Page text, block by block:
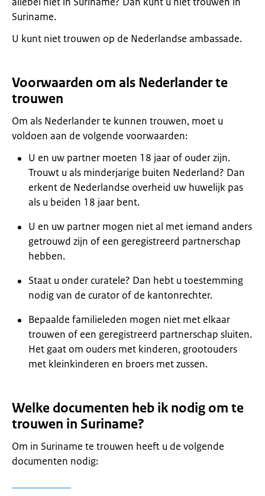
Suriname.
U kunt niet trouwen op de Nederlandse ambassade.
Voorwaarden om als Nederlander te
trouwen
Om als Nederlander te kunnen trouwen, moet u
voldoen aan de volgende voorwaarden:
U en uw partner moeten 18 jaar of ouder zijn.
Trouwt u als minderjarige buiten Nederland? Dan
erkent de Nederlandse overheid uw huwelijk pas
als u beiden 18 jaar bent.
U en uw partner mogen niet al met iemand anders
getrouwd zijn of een geregistreerd partnerschap
hebben.
Staat u onder curatele? Dan hebt u toestemming
nodig van de curator of de kantonrechter.
Bepaalde familieleden mogen niet met elkaar
trouwen of een geregistreerd partnerschap sluiten.
Het gaat om ouders met kinderen, grootouders
met kleinkinderen en broers met zussen.
Welke documenten heb ik nodig om te
trouwen in Suriname?
Om in Suriname te trouwen heeft u de volgende
documenten nodig: